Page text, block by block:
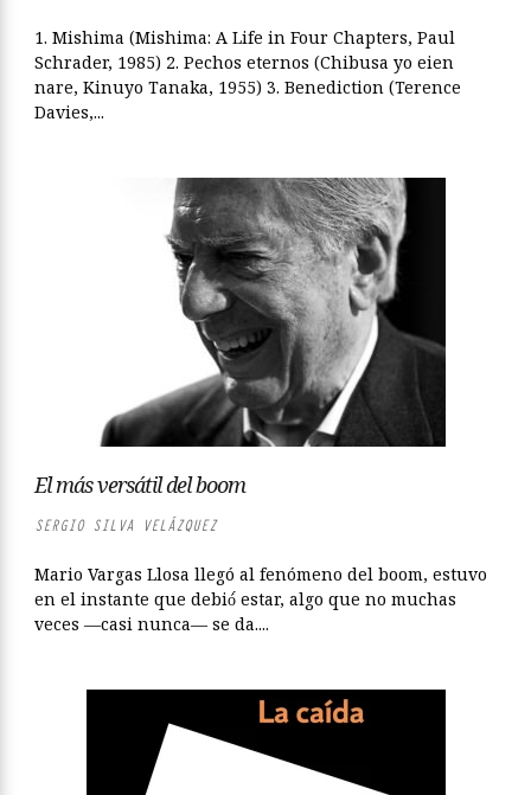
1. Mishima (Mishima: A Life in Four Chapters, Paul
Schrader, 1985) 2. Pechos eternos (Chibusa yo eien
nare, Kinuyo Tanaka, 1955) 3. Benediction (Terence
Davies,...
El más versátil del boom
SERGIO SILVA VELÁZQUEZ
Mario Vargas Llosa llegó al fenómeno del boom, estuvo
en el instante que debió́ estar, algo que no muchas
veces —casi nunca— se da....